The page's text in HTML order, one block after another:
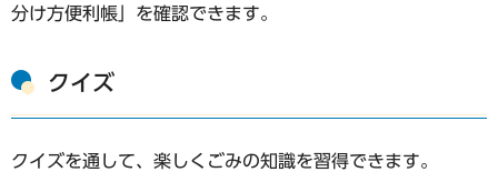
分け方便利帳」を確認できます。
クイズ
クイズを通して、楽しくごみの知識を習得できます。